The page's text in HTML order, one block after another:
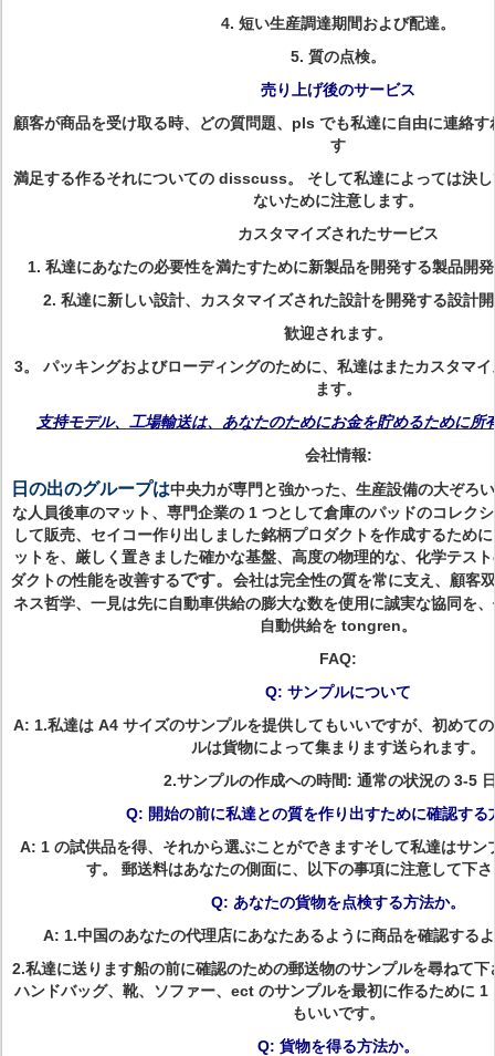
4. 短い生産調達期間および配達。
5. 質の点検。
売り上げ後のサービス
顧客が商品を受け取る時、どの質問題、pls でも私達に自由に連絡
す
満足する作るそれについての disscuss。 そして私達によっては決
ないために注意します。
カスタマイズされたサービス
1. 私達にあなたの必要性を満たすために新製品を開発する製品開
2. 私達に新しい設計、カスタマイズされた設計を開発する設計
歓迎されます。
3。 パッキングおよびローディングのために、私達はまたカスタマ
ます。
支持モデル、工場輸送は、あなたのためにお金を貯めるために所
会社情報:
日の出のグループは中央力が専門と強かった、生産設備の大ぞろ
な人員後車のマット、専門企業の 1 つとして倉庫のパッドのコレク
して販売、セイコー作り出しました銘柄プロダクトを作成するため
ットを、厳しく置きました確かな基盤、高度の物理的な、化学テス
ダクトの性能を改善するです。 会社は完全性の質を常に支え、顧客
ネス哲学、一見は先に自動車供給の膨大な数を使用に誠実な協同を
自動供給を tongren。
FAQ:
Q: サンプルについて
A: 1.私達は A4 サイズのサンプルを提供してもいいですが、初めて
ルは貨物によって集まります送られます。
2.サンプルの作成への時間: 通常の状況の 3-5
Q: 開始の前に私達との質を作り出すために確認する
A: 1 の試供品を得、それから選ぶことができますそして私達はサン
す。 郵送料はあなたの側面に、以下の事項に注意して下
Q: あなたの貨物を点検する方法か。
A: 1.中国のあなたの代理店にあなたあるように商品を確認する
2.私達に送ります船の前に確認のための郵送物のサンプルを尋ねて
ハンドバッグ、靴、ソファー、ect のサンプルを最初に作るために 1
もいいです。
Q: 貨物を得る方法か。